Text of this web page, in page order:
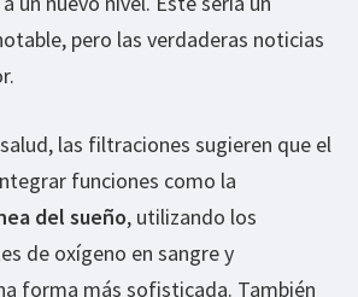
pero las verdaderas noticias
las filtraciones sugieren que el
funciones como la
del sueño, utilizando los
de oxígeno en sangre y
forma más sofisticada. También